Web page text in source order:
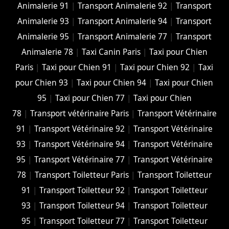
Animalerie 91 | Transport Animalerie 92 | Transport
Animalerie 93 | Transport Animalerie 94| Transport
Animalerie 95 | Transport Animalerie 77 | Transport
Animalerie 78 | Taxi Canin Paris| Taxi pour Chien
Paris |Taxi pour Chien 91 |Taxi pour Chien 92 |Taxi
pour Chien 93 |Taxi pour Chien 94 |Taxi pour Chien
95 | Taxi pour Chien 77 | Taxi pour Chien
78 | Transport vétérinaire Paris| Transport Vétérinaire
91 | Transport Vétérinaire 92 | Transport Vétérinaire
93 | Transport Vétérinaire 94| Transport Vétérinaire
95 | Transport Vétérinaire 77 | Transport Vétérinaire
78 |Transport Toiletteur Paris |Transport Toiletteur
91 | Transport Toiletteur 92 | Transport Toiletteur
93 | Transport Toiletteur 94| Transport Toiletteur
95 | Transport Toiletteur 77 | Transport Toiletteur